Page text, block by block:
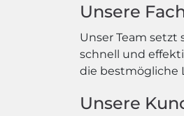
Unsere
Unser Team
schnell und
die bestmögliche
Unsere